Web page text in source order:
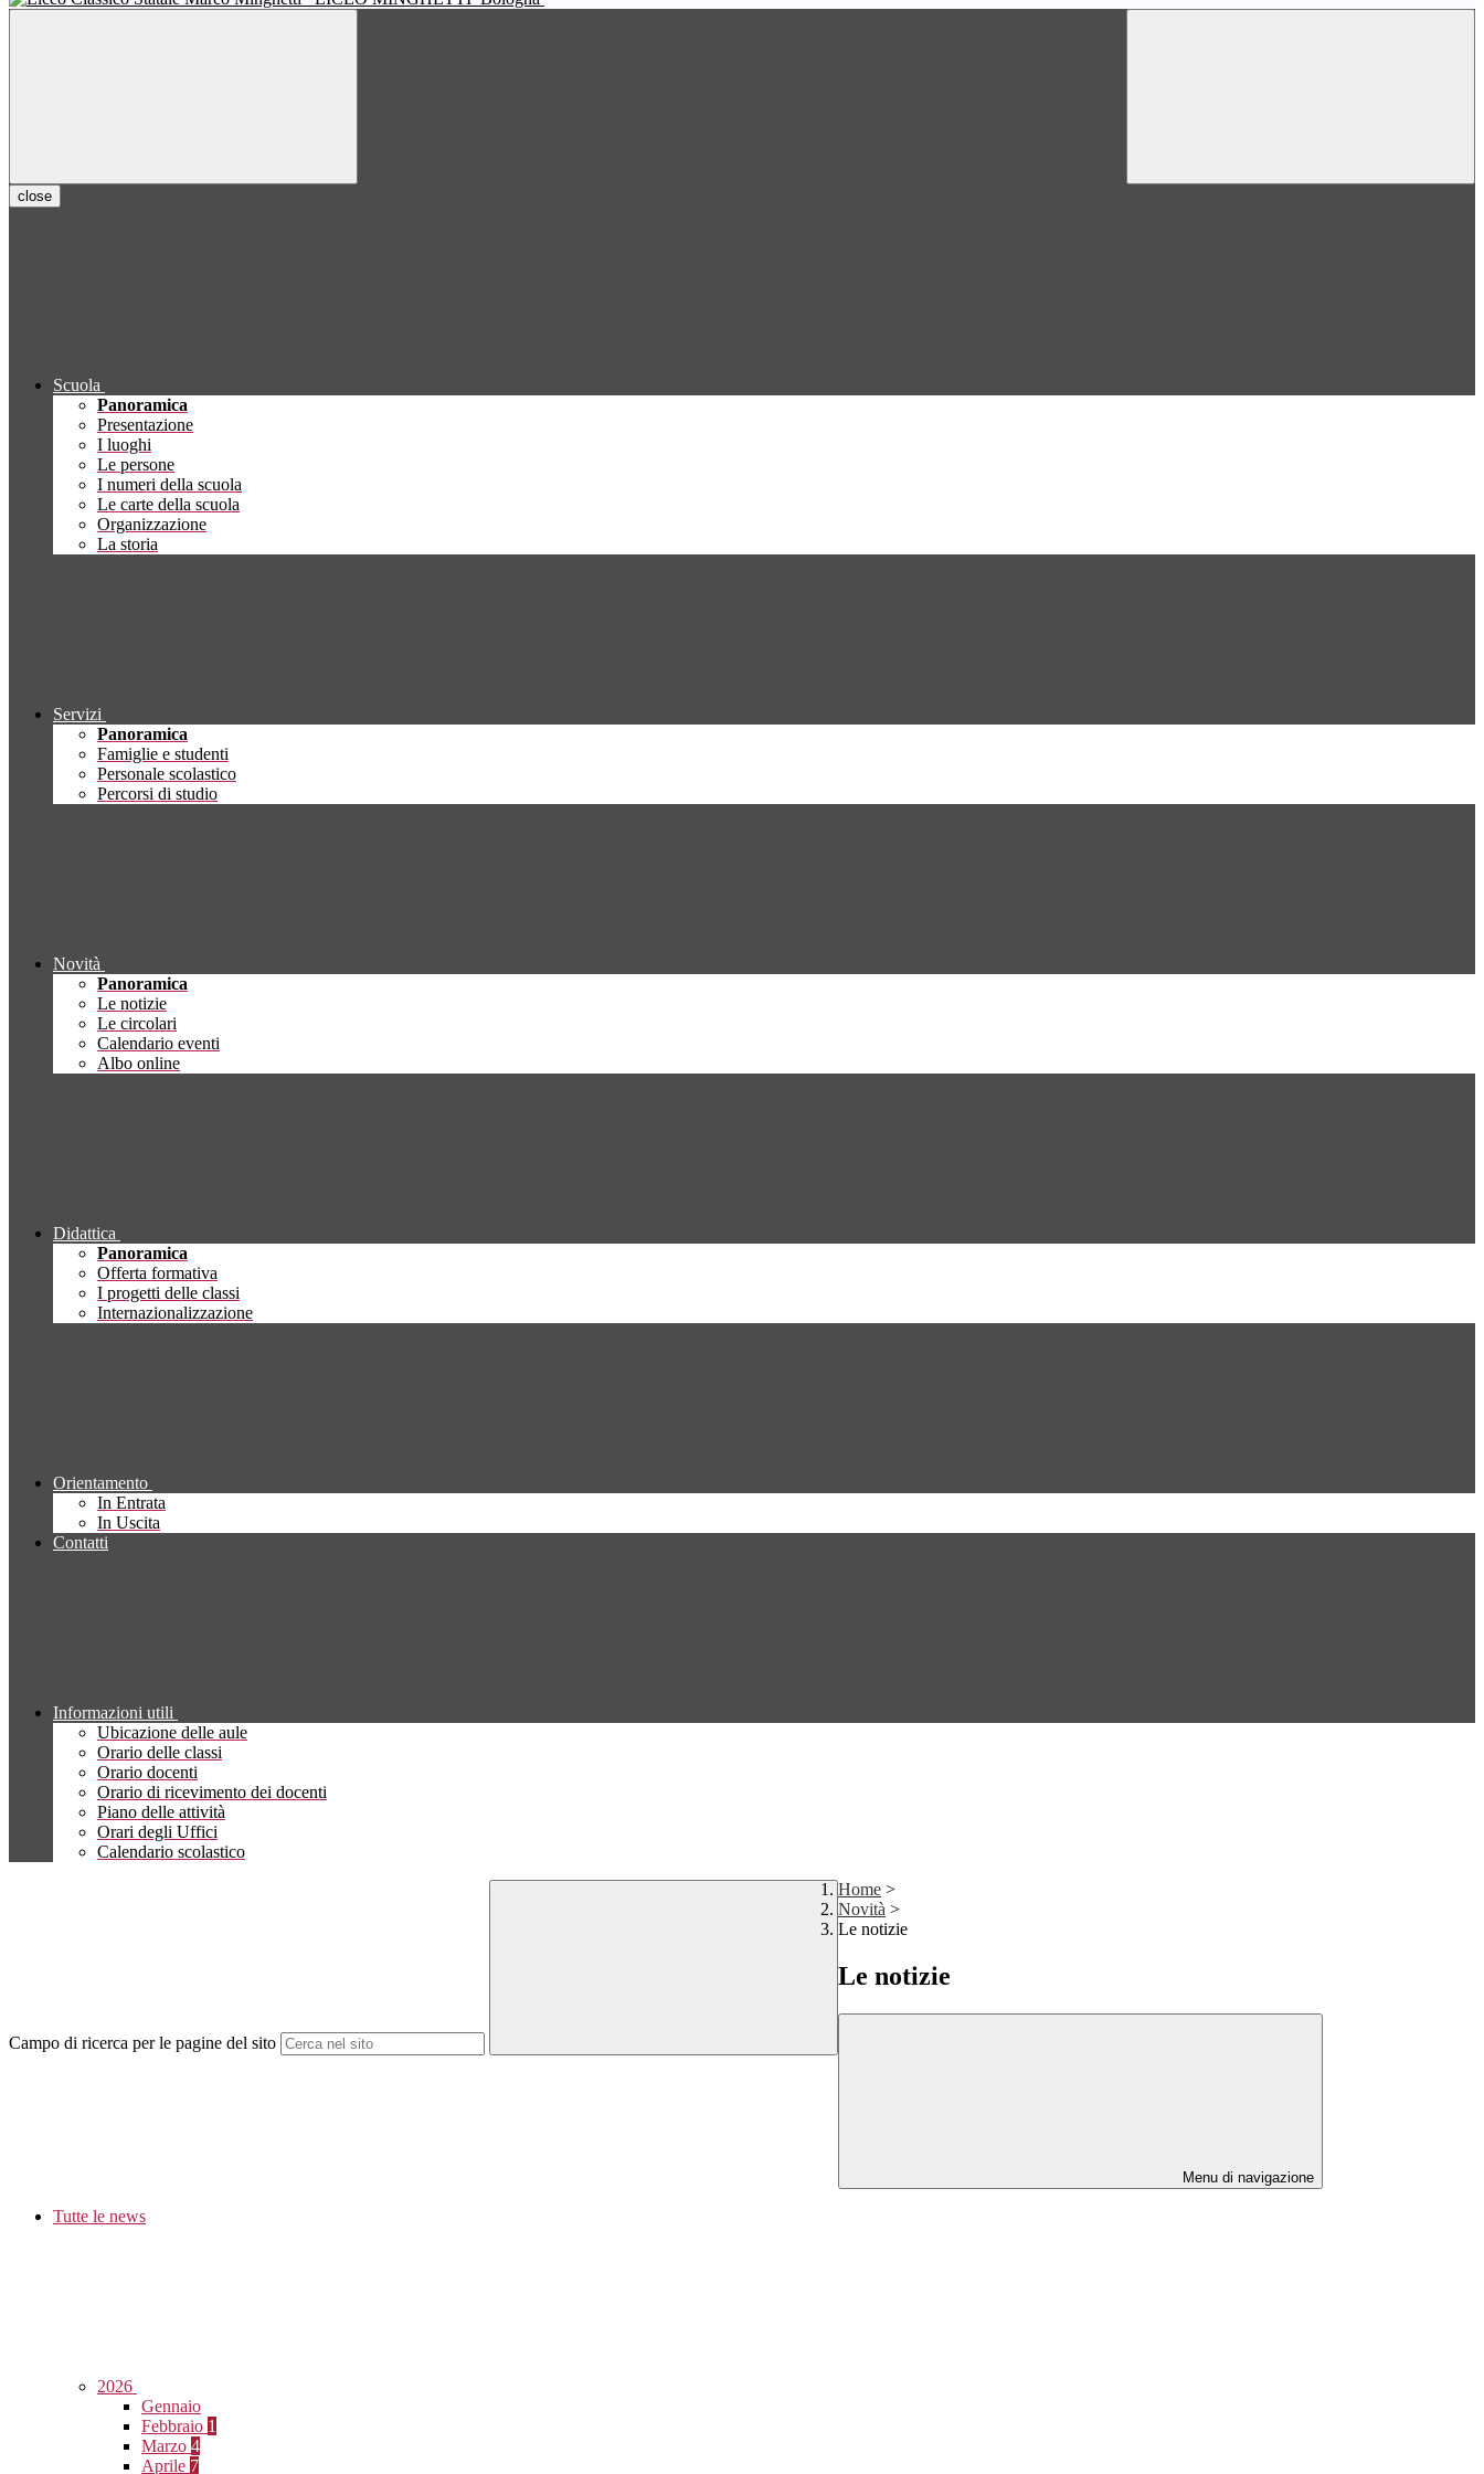
close
Scuola
Panoramica
Presentazione
I luoghi
Le persone
I numeri della scuola
Le carte della scuola
Organizzazione
La storia
Servizi
Panoramica
Famiglie e studenti
Personale scolastico
Percorsi di studio
Novità
Panoramica
Le notizie
Le circolari
Calendario eventi
Albo online
Didattica
Panoramica
Offerta formativa
I progetti delle classi
Internazionalizzazione
Orientamento
In Entrata
In Uscita
Contatti
Informazioni utili
Ubicazione delle aule
Orario delle classi
Orario docenti
Orario di ricevimento dei docenti
Piano delle attività
Orari degli Uffici
Calendario scolastico
Campo di ricerca per le pagine del sito
Home >
Novità >
Le notizie
Le notizie
Menu di navigazione
Tutte le news
2026
Gennaio
Febbraio 1
Marzo 4
Aprile 7